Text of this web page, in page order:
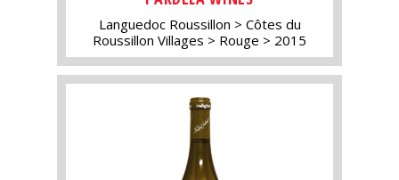
Languedoc Roussillon
Côtes du
Roussillon Villages
Rouge 2015